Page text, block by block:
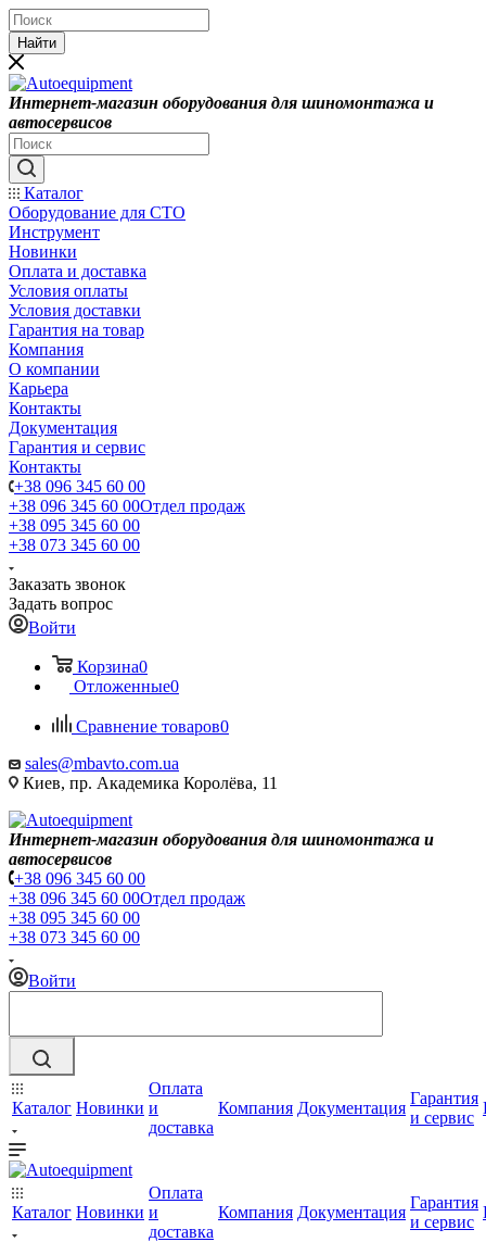
Найти
Интернет-магазин оборудования для шиномонтажа и
автосервисов
Каталог
Оборудование для СТО
Инструмент
Новинки
Оплата и доставка
Условия оплаты
Условия доставки
Гарантия на товар
Компания
О компании
Карьера
Контакты
Документация
Гарантия и сервис
Контакты
+38 096 345 60 00
+38 096 345 60 00Отдел продаж
+38 095 345 60 00
+38 073 345 60 00
Заказать звонок
Задать вопрос
Войти
Корзина0
Отложенные0
Сравнение товаров0
sales@mbavto.com.ua
Киев, пр. Академика Королёва, 11
Интернет-магазин оборудования для шиномонтажа и
автосервисов
+38 096 345 60 00
+38 096 345 60 00Отдел продаж
+38 095 345 60 00
+38 073 345 60 00
Войти
Каталог Новинки
Оплата
и
доставка
Компания Документация
Гарантия
и сервис
Каталог Новинки
Оплата
и
доставка
Компания Документация
Гарантия
и сервис